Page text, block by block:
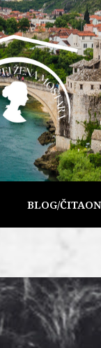
BLOG/